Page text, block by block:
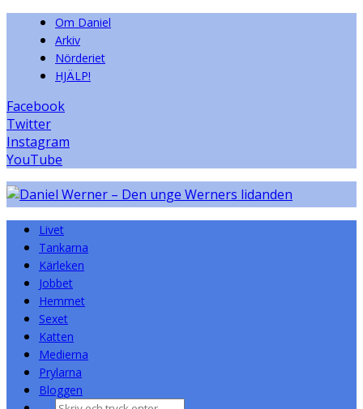
Om Daniel
Arkiv
Nörderiet
HJÄLP!
Facebook
Twitter
Instagram
YouTube
Livet
Tankarna
Kärleken
Jobbet
Hemmet
Sexet
Katten
Medierna
Prylarna
Bloggen